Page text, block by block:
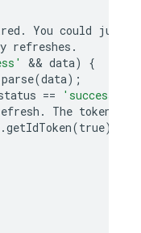
. You could just
refreshes .
&& data)
{
parse(data);
== 'success'
. The token
.getIdToken(true);